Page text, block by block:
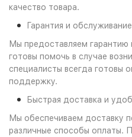
качество товара.
Гарантия и обслуживание
Мы предоставляем гарантию
готовы помочь в случае
специалисты всегда готовы
поддержку.
Быстрая доставка и
Мы обеспечиваем доставку
различные способы оплаты.